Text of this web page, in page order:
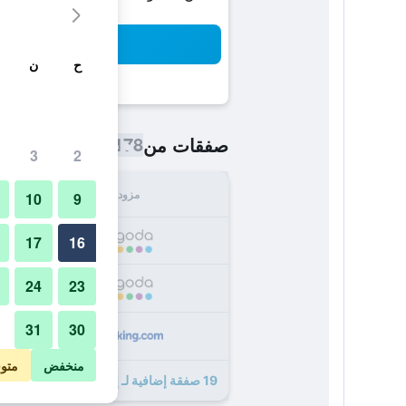
صفقات من178 ﷼
مزود
19 صفقة إضافية لـ إيبيس نورنبرج ألتشتات
ح ن
2
3
9
10
16
17
23
24
30
31
منخفض